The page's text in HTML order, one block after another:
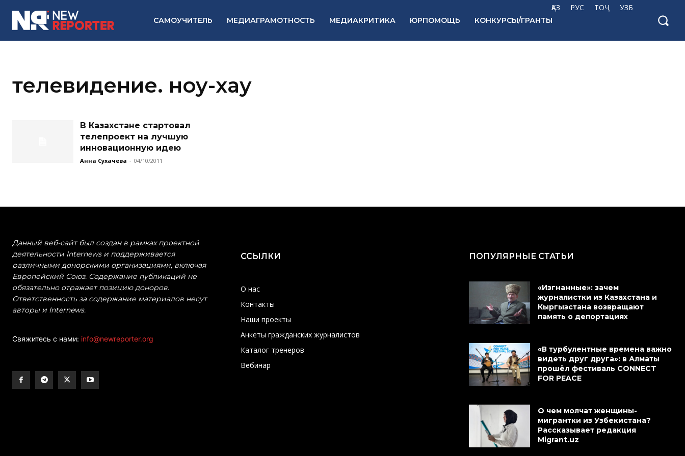
ҚАЗ РУС ТОҶ УЗБ
САМОУЧИТЕЛЬ МЕДИАГРАМОТНОСТЬ МЕДИАКРИТИКА ЮРПОМОЩЬ КОНКУРСЫ/ГРАНТЫ
телевидение. ноу-хау
В Казахстане стартовал
телепроект на лучшую
инновационную идею
Анна Сухачева - 04/10/2011
Данный веб-сайт был создан в рамках проектной
деятельности Internews и поддерживается
различными донорскими организациями, включая
Европейский Союз. Содержание публикаций не
обязательно отражает позицию доноров.
Ответственность за содержание материалов несут
авторы и Internews.
Свяжитесь с нами: info@newreporter.org
ССЫЛКИ
О нас
Контакты
Наши проекты
Анкеты гражданских журналистов
Каталог тренеров
Вебинар
ПОПУЛЯРНЫЕ СТАТЬИ
«Изгнанные»: зачем
журналистки из Казахстана и
Кыргызстана возвращают
память о депортациях
«В турбулентные времена важно
видеть друг друга»: в Алматы
прошёл фестиваль CONNECT
FOR PEACE
О чем молчат женщины-
мигрантки из Узбекистана?
Рассказывает редакция
Migrant.uz